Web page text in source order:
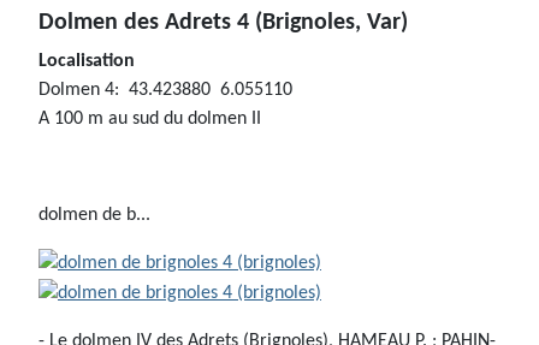
Dolmen des Adrets 4 (Brignoles, Var)
Localisation
Dolmen 4: 43.423880 6.055110
A 100 m au sud du dolmen II
dolmen de b...
- Le dolmen IV des Adrets (Brignoles), HAMEAU P. ; PAHIN-